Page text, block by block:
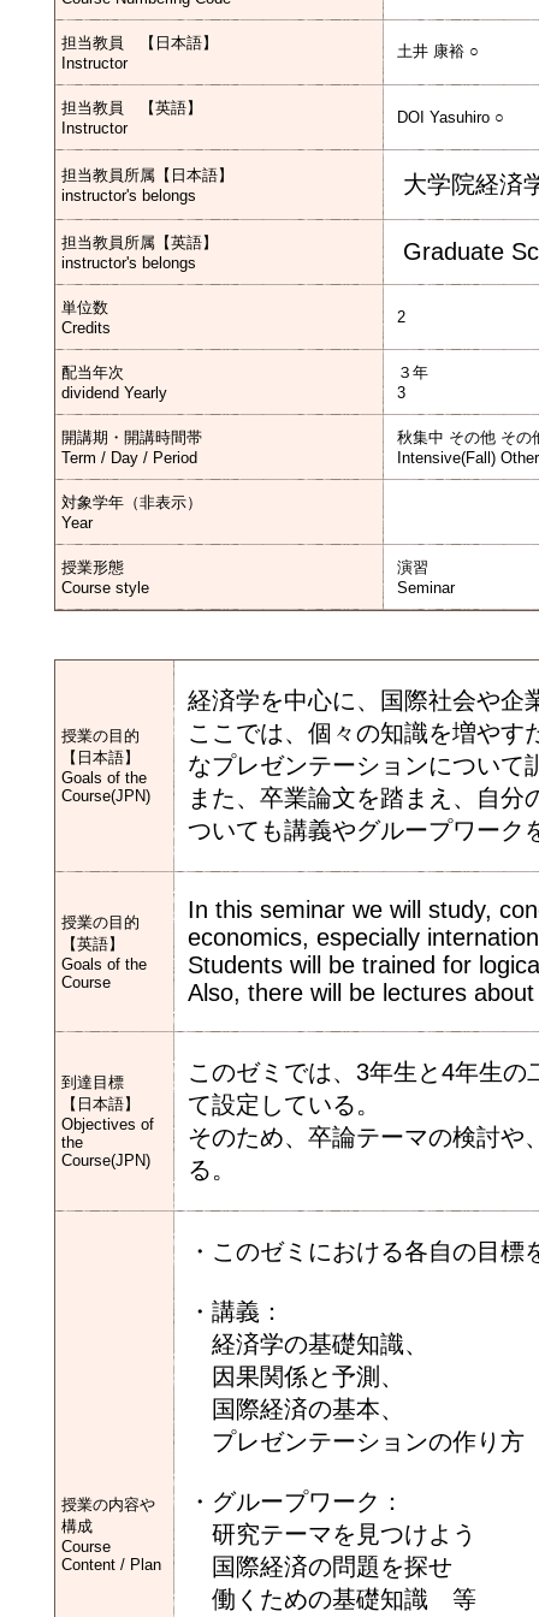
担当教員 【日本語】
Instructor
土井 康裕 ○
担当教員 【英語】
Instructor
DOI Yasuhiro ○
担当教員所属【日本語】
instructor's belongs
大学院経済
担当教員所属【英語】
instructor's belongs
Graduate
単位数
Credits
2
配当年次
dividend Yearly
３年
3
開講期・開講時間帯
Term / Day / Period
秋集中 その他 その
Intensive(Fall)
対象学年（非表示）
Year
授業形態
Course style
演習
Seminar
授業の目的
【日本語】
Goals of the
Course(JPN)
経済学を中心に、国際社会や企
ここでは、個々の知識を増やす
なプレゼンテーションについて
また、卒業論文を踏まえ、自
ついても講義やグループワーク
授業の目的
【英語】
Goals of the
Course
In this seminar we will study,
economics, especially
Students will be trained for
Also, there will be lectures
到達目標
【日本語】
Objectives of
the
Course(JPN)
このゼミでは、3年生と4年生
て設定している。
そのため、卒論テーマの検討や
る。
授業の内容や
構成
Course
Content / Plan
・このゼミにおける各自の目標
・講義：
経済学の基礎知識、
因果関係と予測、
国際経済の基本、
プレゼンテーションの作り
・グループワーク：
研究テーマを見つけよう
国際経済の問題を探せ
働くための基礎知識 等